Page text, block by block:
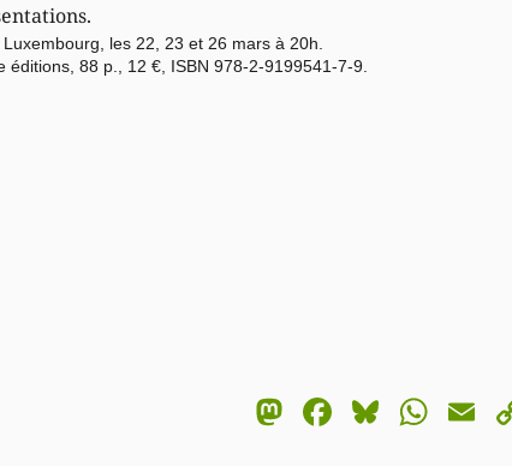
les 22, 23 et 26 mars à 20h.
88 p., 12 €, ISBN 978-2-9199541-7-9.
Mastodon
Facebook